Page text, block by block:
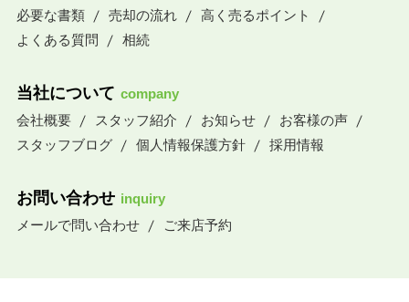
必要な書類
売却の流れ
高く売るポイント
よくある質問
相続
当社について company
会社概要
スタッフ紹介 お知らせ
お客様の声
スタッフブログ
個人情報保護方針 採用情報
お問い合わせ inquiry
メールで問い合わせ
ご来店予約